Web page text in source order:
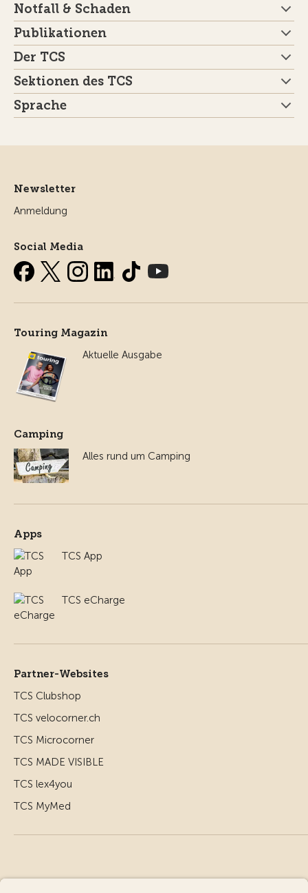
Notfall & Schaden
Publikationen
Der TCS
Sektionen des TCS
Sprache
Newsletter
Anmeldung
Social Media
Touring Magazin
Aktuelle Ausgabe
Camping
Alles rund um Camping
Apps
TCS App
TCS eCharge
Partner-Websites
TCS Clubshop
TCS velocorner.ch
TCS Microcorner
TCS MADE VISIBLE
TCS lex4you
TCS MyMed